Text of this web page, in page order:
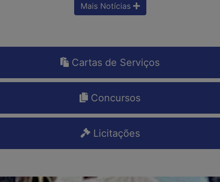
Mais Notícias
Cartas de Serviços
Concursos
Licitações